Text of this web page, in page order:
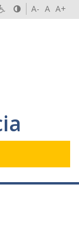
A- A A+